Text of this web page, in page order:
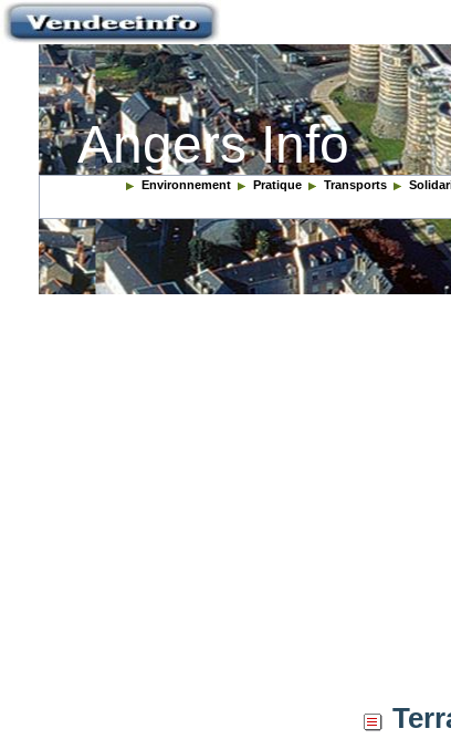
Angers Info
Transports
Pratique
Environnement